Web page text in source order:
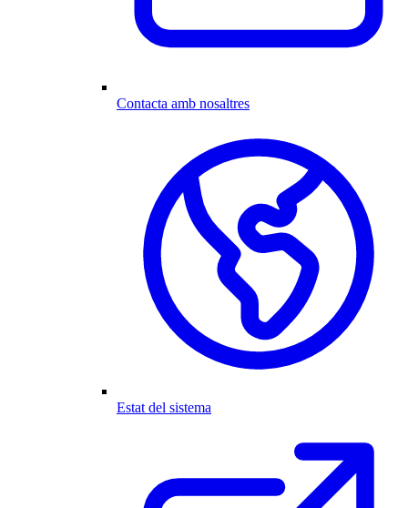
Contacta amb nosaltres
Estat del sistema